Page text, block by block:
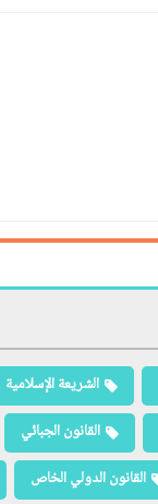
الشريعة الإسلامية
القانون الجبائي
القانون الدولي الخاص